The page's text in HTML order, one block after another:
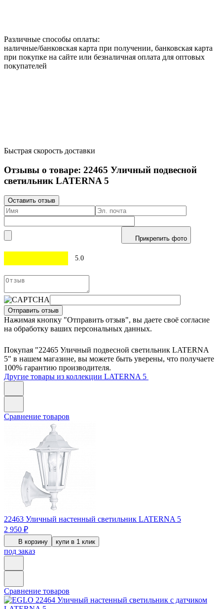
Различные способы оплаты:
наличные/банковская карта при получении, банковская карта
при покупке на сайте или безналичная оплата для оптовых
покупателей
Быстрая скорость доставки
Отзывы о товаре: 22465 Уличный подвесной
светильник LATERNA 5
Оставить отзыв
Прикрепить фото
5.0
Отправить отзыв
Нажимая кнопку "Отправить отзыв", вы даете своё согласие
на обработку ваших персональных данных.
Покупая "22465 Уличный подвесной светильник LATERNA
5" в нашем магазине, вы можете быть уверены, что получаете
100% гарантию производителя.
Другие товары из коллекции LATERNA 5
Сравнение товаров
22463 Уличный настенный светильник LATERNA 5
2 950 ₽
В корзину купи в 1 клик
под заказ
Сравнение товаров